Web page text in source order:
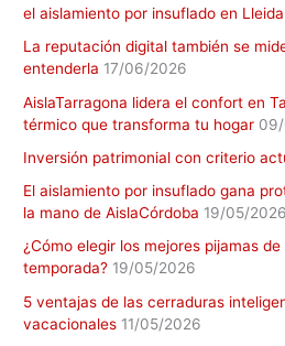
el aislamiento por insuflado en Lleida
La reputación digital también se
entenderla 17/06/2026
AislaTarragona lidera el confort en
térmico que transforma tu hogar
Inversión patrimonial con criterio
El aislamiento por insuflado gana
la mano de AislaCórdoba 19/05/2026
¿Cómo elegir los mejores pijamas
temporada? 19/05/2026
5 ventajas de las cerraduras
vacacionales 11/05/2026